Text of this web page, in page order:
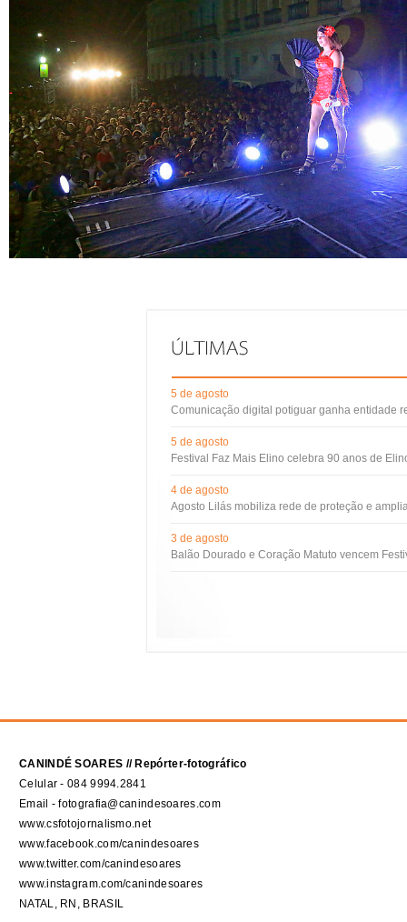
5 de agosto
Comunicação digital potiguar ganha entidade
5 de agosto
Festival Faz Mais Elino celebra 90 anos de
4 de agosto
Agosto Lilás mobiliza rede de proteção e
3 de agosto
Balão Dourado e Coração Matuto vencem
CANINDÉ SOARES // Repórter-fotográfico
Celular - 084 9994.2841
Email - fotografia@canindesoares.com
www.csfotojornalismo.net
www.facebook.com/canindesoares
www.twitter.com/canindesoares
www.instagram.com/canindesoares
NATAL, RN, BRASIL